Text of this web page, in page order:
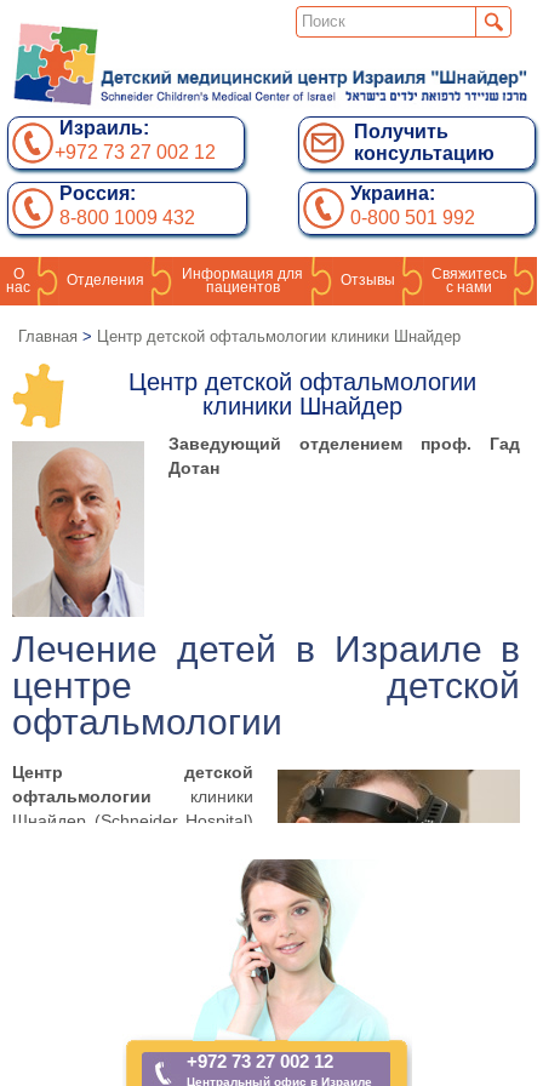
О
нас Отделения Информация для
пациентов Отзывы Свяжитесь
с нами
Главная > Центр детской офтальмологии клиники Шнайдер
Центр детской офтальмологии
клиники Шнайдер
Заведующий отделением проф. Гад
Дотан
Лечение детей в Израиле в
центре детской
офтальмологии
Центр детской
офтальмологии клиники
Шнайдер (Schneider Hospital)
виде с 1994 года. Ежегодно в
клинике проходят лечение до
11 000 детей, 4000 из
которых поступают для
прохождения различных
видов хирургический
операций, включая операции
по поводу косоглазия,
катаракты с имплантацией+972 73 27 002 12
Центральный офис в Израиле
Израиль:
+972 73 27 002 12
Получить
консультацию
Россия:
8-800 1009 432
Украина:
0-800 501 992